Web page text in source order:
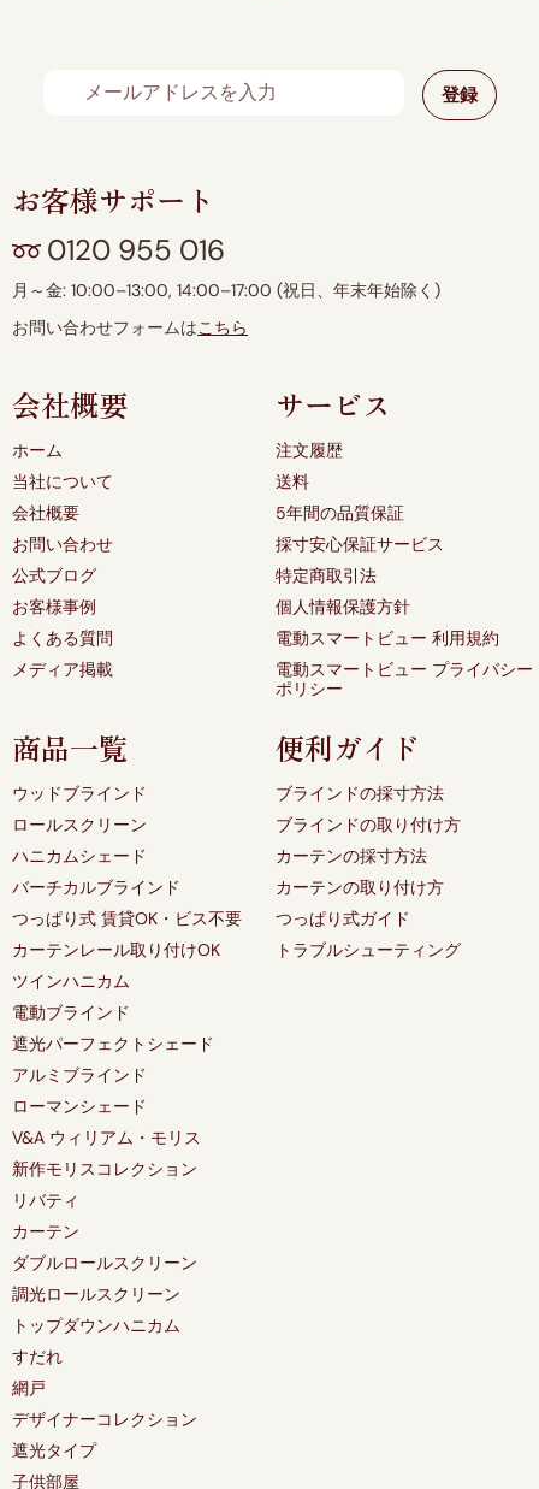
会社概要
ホーム
当社について
会社概要
お問い合わせ
公式ブログ
お客様事例
よくある質問
メディア掲載
サービス
注文履歴
送料
5年間の品質保証
採寸安心保証サービス
特定商取引法
個人情報保護方針
電動スマートビュー 利用規約
電動スマートビュー プライバシー
ポリシー
商品一覧
ウッドブラインド
ロールスクリーン
ハニカムシェード
バーチカルブラインド
つっぱり式 賃貸OK・ビス不要
カーテンレール取り付けOK
ツインハニカム
電動ブラインド
遮光パーフェクトシェード
アルミブラインド
ローマンシェード
V&A ウィリアム・モリス
新作モリスコレクション
リバティ
カーテン
ダブルロールスクリーン
調光ロールスクリーン
トップダウンハニカム
すだれ
網戸
デザイナーコレクション
遮光タイプ
子供部屋
便利ガイド
ブラインドの採寸方法
ブラインドの取り付け方
カーテンの採寸方法
カーテンの取り付け方
つっぱり式ガイド
トラブルシューティング
お客様サポート
0120 955 016
月～金: 10:00–13:00, 14:00–17:00 (祝日、年末年始除く)
お問い合わせフォームはこちら